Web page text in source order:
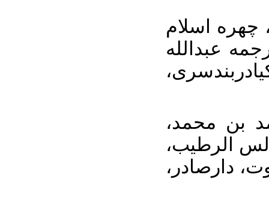
چهره اسلام
عبدالله
بن محمد،
الرطیب،
دارصادر،